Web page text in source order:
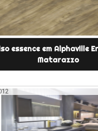
essence em Alphaville
Matarazzo